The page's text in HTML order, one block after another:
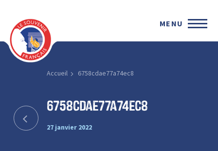
MENU
Accueil 6758cdae77a74ec8
6758cdae77a74ec8
27 janvier 2022